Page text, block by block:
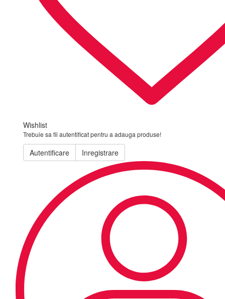
Wishlist
Trebuie sa fii autentificat pentru a adauga produse!
Autentificare Inregistrare